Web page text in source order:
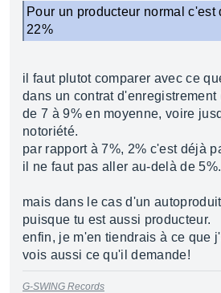
Pour un producteur normal c'est
22%
il faut plutot comparer avec ce
dans un contrat d'enregistrement
de 7 à 9% en moyenne, voire
notoriété.
par rapport à 7%, 2% c'est déjà
il ne faut pas aller au-delà de 5%.
mais dans le cas d'un
puisque tu est aussi producteur.
enfin, je m'en tiendrais à ce que
vois aussi ce qu'il demande!
G-SWING Records